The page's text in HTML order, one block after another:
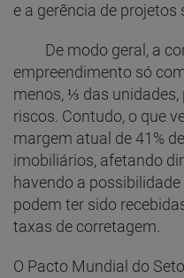
e a gerência de projetos
De modo geral, a
empreendimento só
menos, ⅓ das
riscos. Contudo, o que
margem atual de 41%
imobiliários, afetando
havendo a
podem ter sido
taxas de corretagem.
O Pacto Mundial do